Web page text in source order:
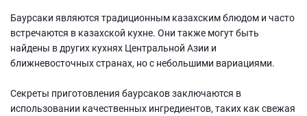
Баурсаки являются традиционным казахским блюдом и часто
встречаются в казахской кухне. Они также могут быть
найдены в других кухнях Центральной Азии и
ближневосточных странах, но с небольшими вариациями.
Секреты приготовления баурсаков заключаются в
использовании качественных ингредиентов, таких как свежая